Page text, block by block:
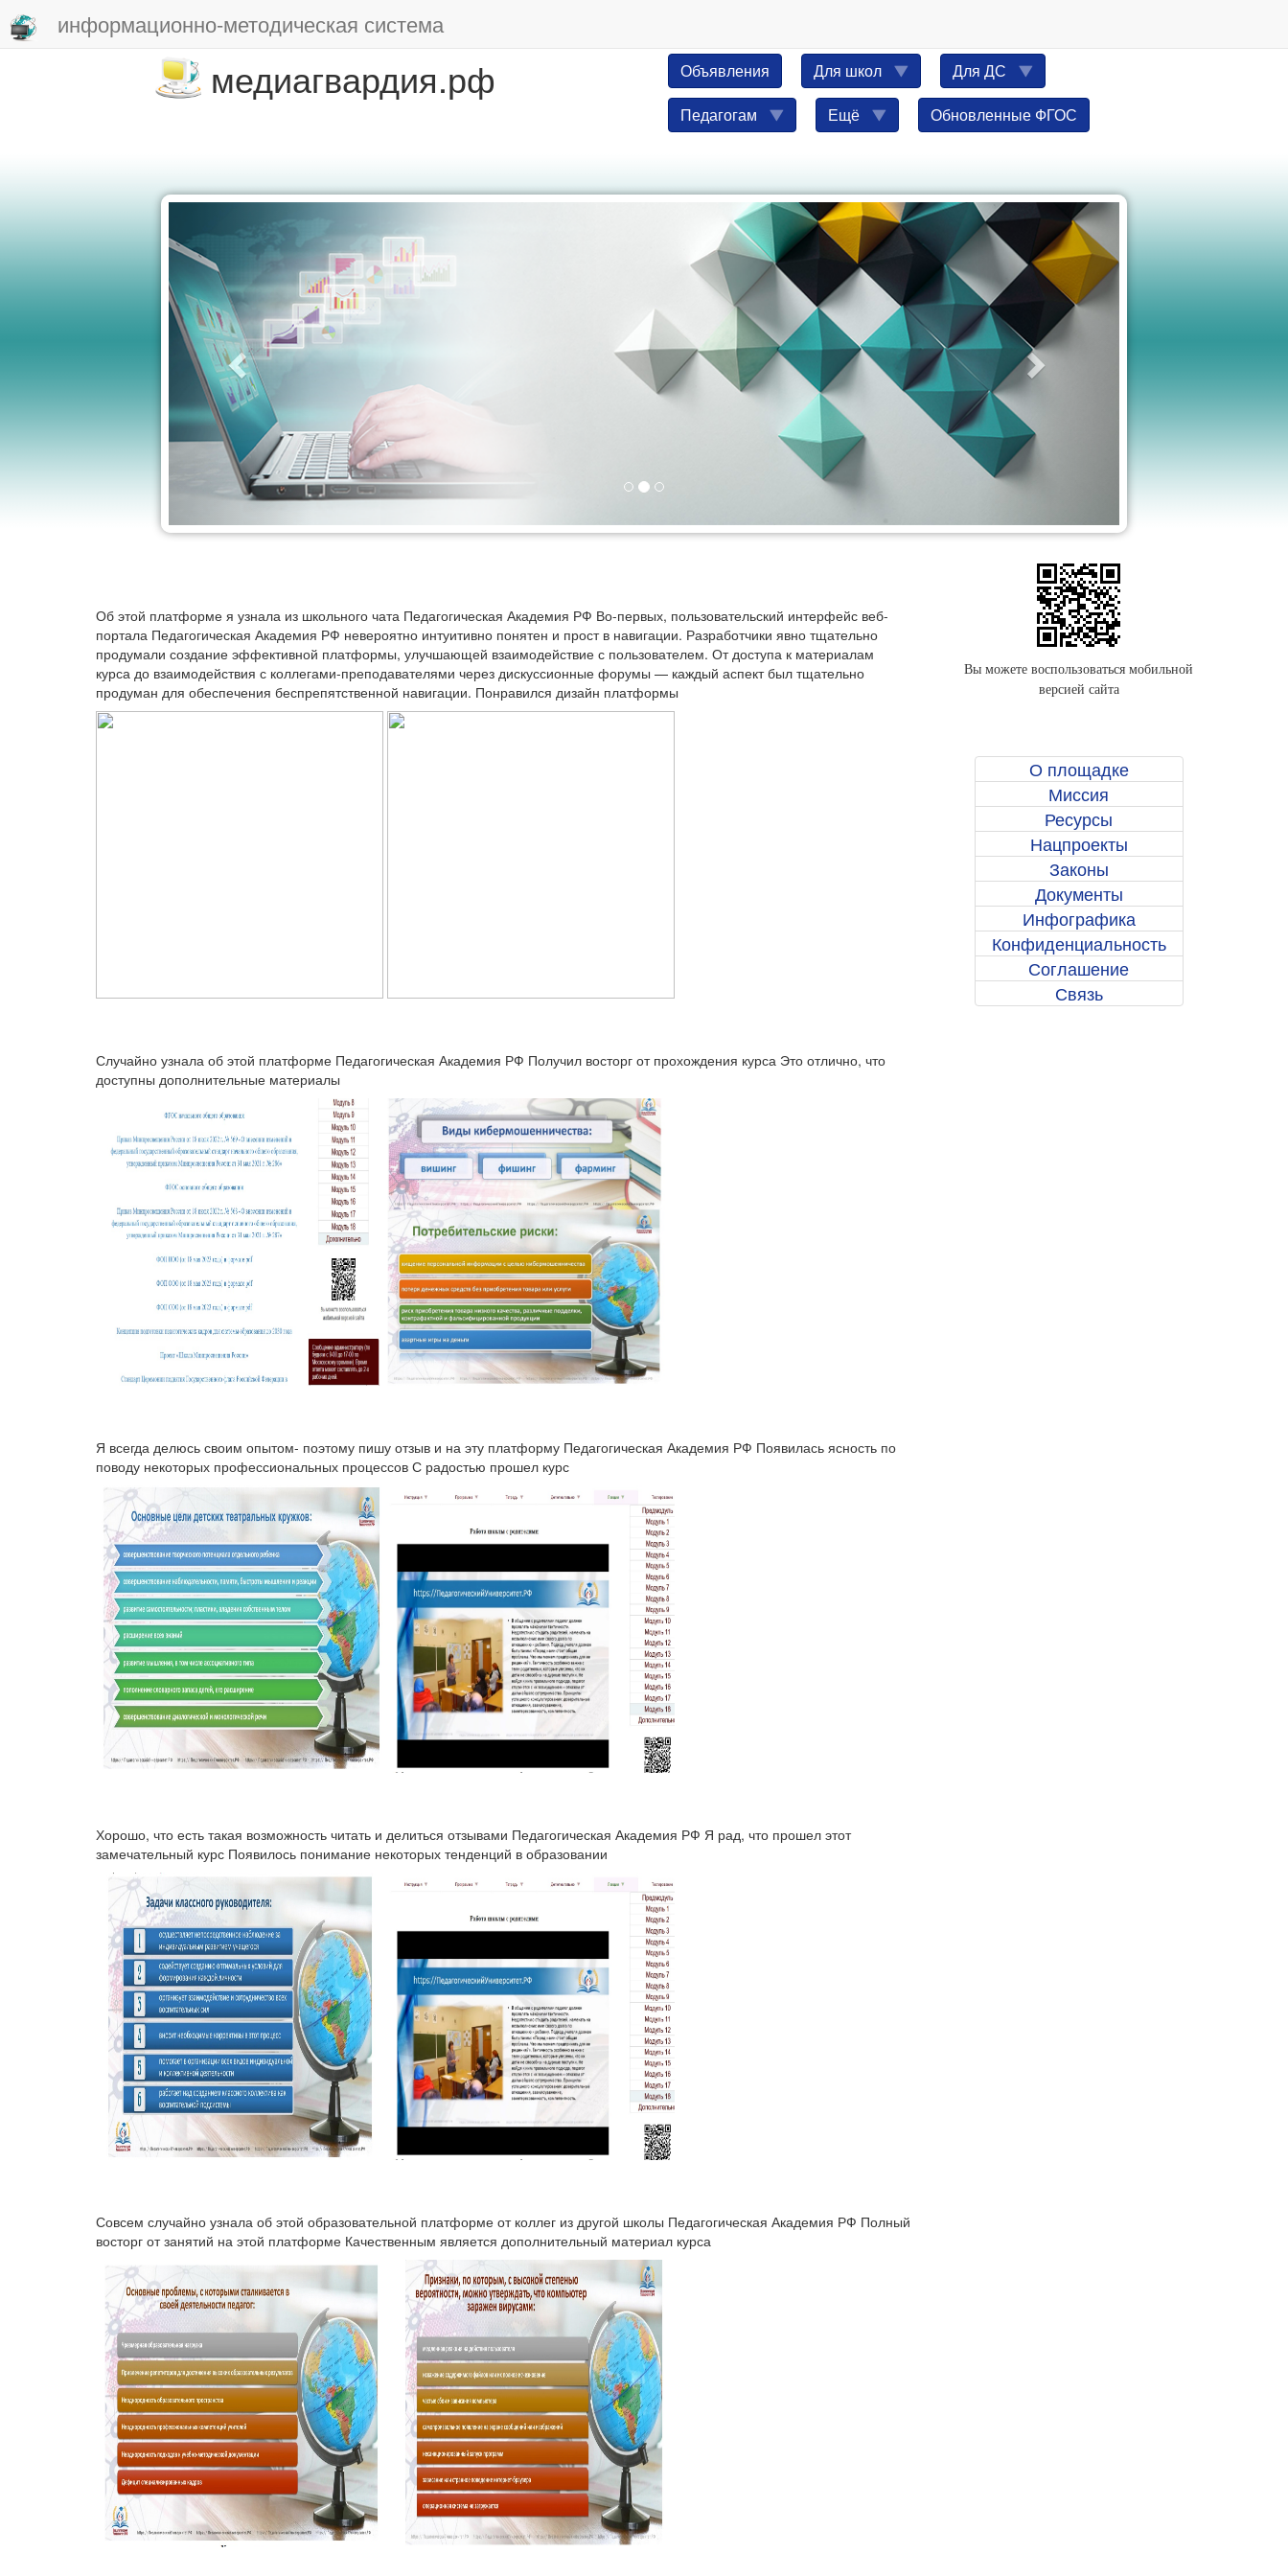
информационно-методическая система
медиагвардия.рф Объявления Для школ
Для ДС
Педагогам
Ещё Обновленные ФГОС
Об этой платформе я узнала из школьного чата Педагогическая Академия РФ Во-первых, пользовательский интерфейс веб-
портала Педагогическая Академия РФ невероятно интуитивно понятен и прост в навигации. Разработчики явно тщательно
продумали создание эффективной платформы, улучшающей взаимодействие с пользователем. От доступа к материалам
курса до взаимодействия с коллегами-преподавателями через дискуссионные форумы — каждый аспект был тщательно
продуман для обеспечения беспрепятственной навигации. Понравился дизайн платформы
Случайно узнала об этой платформе Педагогическая Академия РФ Получил восторг от прохождения курса Это отлично, что
доступны дополнительные материалы
Я всегда делюсь своим опытом- поэтому пишу отзыв и на эту платформу Педагогическая Академия РФ Появилась ясность по
поводу некоторых профессиональных процессов С радостью прошел курс
Хорошо, что есть такая возможность читать и делиться отзывами Педагогическая Академия РФ Я рад, что прошел этот
замечательный курс Появилось понимание некоторых тенденций в образовании
Совсем случайно узнала об этой образовательной платформе от коллег из другой школы Педагогическая Академия РФ Полный
восторг от занятий на этой платформе Качественным является дополнительный материал курса
Вы можете воспользоваться мобильной
версией сайта
О площадке
Миссия
Ресурсы
Нацпроекты
Законы
Документы
Инфографика
Конфиденциальность
Соглашение
Связь